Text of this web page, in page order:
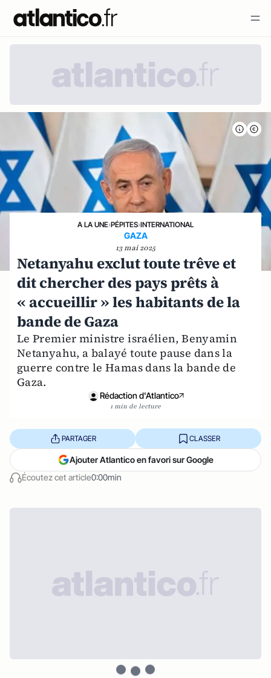
A LA UNE›PÉPITES›INTERNATIONAL
GAZA
13 mai 2025
Netanyahu exclut toute trêve et
dit chercher des pays prêts à
« accueillir » les habitants de la
bande de Gaza
Le Premier ministre israélien, Benyamin
Netanyahu, a balayé toute pause dans la
guerre contre le Hamas dans la bande de
Gaza.
Rédaction d'Atlantico
1 min de lecture
Écoutez cet article0:00min
PARTAGER CLASSER
Ajouter Atlantico en favori sur Google